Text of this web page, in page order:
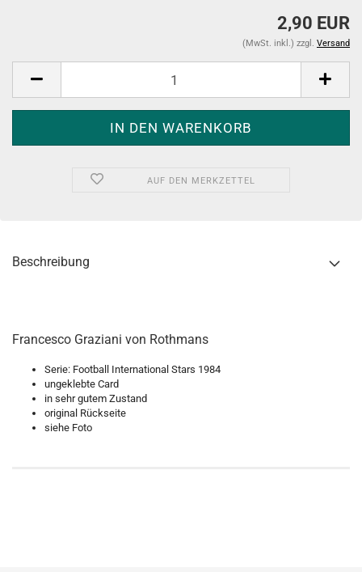
2,90 EUR
(MwSt. inkl.) zzgl. Versand
AUF DEN MERKZETTEL
Beschreibung
Francesco Graziani von Rothmans
Serie: Football International Stars 1984
ungeklebte Card
in sehr gutem Zustand
original Rückseite
siehe Foto